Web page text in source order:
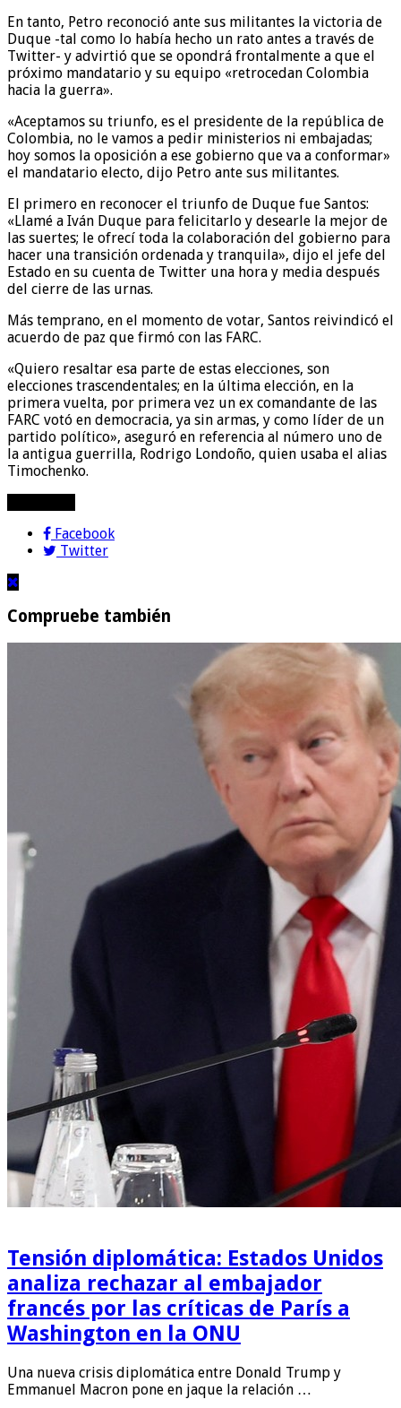
En tanto, Petro reconoció ante sus militantes la victoria de
Duque -tal como lo había hecho un rato antes a través de
Twitter- y advirtió que se opondrá frontalmente a que el
próximo mandatario y su equipo «retrocedan Colombia
hacia la guerra».
«Aceptamos su triunfo, es el presidente de la república de
Colombia, no le vamos a pedir ministerios ni embajadas;
hoy somos la oposición a ese gobierno que va a conformar»
el mandatario electo, dijo Petro ante sus militantes.
El primero en reconocer el triunfo de Duque fue Santos:
«Llamé a Iván Duque para felicitarlo y desearle la mejor de
las suertes; le ofrecí toda la colaboración del gobierno para
hacer una transición ordenada y tranquila», dijo el jefe del
Estado en su cuenta de Twitter una hora y media después
del cierre de las urnas.
Más temprano, en el momento de votar, Santos reivindicó el
acuerdo de paz que firmó con las FARC.
«Quiero resaltar esa parte de estas elecciones, son
elecciones trascendentales; en la última elección, en la
primera vuelta, por primera vez un ex comandante de las
FARC votó en democracia, ya sin armas, y como líder de un
partido político», aseguró en referencia al número uno de
la antigua guerrilla, Rodrigo Londoño, quien usaba el alias
Timochenko.
Facebook
Twitter
Compruebe también
Tensión diplomática: Estados Unidos
analiza rechazar al embajador
francés por las críticas de París a
Washington en la ONU
Una nueva crisis diplomática entre Donald Trump y
Emmanuel Macron pone en jaque la relación …